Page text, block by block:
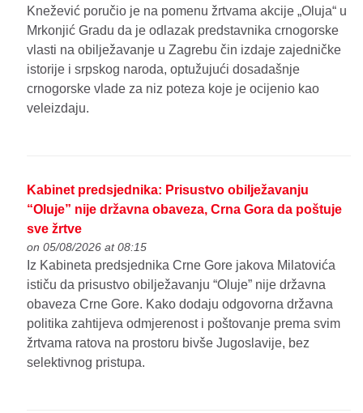
Knežević poručio je na pomenu žrtvama akcije „Oluja“ u
Mrkonjić Gradu da je odlazak predstavnika crnogorske
vlasti na obilježavanje u Zagrebu čin izdaje zajedničke
istorije i srpskog naroda, optužujući dosadašnje
crnogorske vlade za niz poteza koje je ocijenio kao
veleizdaju.
Kabinet predsjednika: Prisustvo obilježavanju
“Oluje” nije državna obaveza, Crna Gora da poštuje
sve žrtve
on 05/08/2026 at 08:15
Iz Kabineta predsjednika Crne Gore jakova Milatovića
ističu da prisustvo obilježavanju “Oluje” nije državna
obaveza Crne Gore. Kako dodaju odgovorna državna
politika zahtijeva odmjerenost i poštovanje prema svim
žrtvama ratova na prostoru bivše Jugoslavije, bez
selektivnog pristupa.